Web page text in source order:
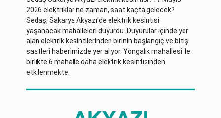
2026 elektriklar ne zaman, saat kaçta gelecek?
Sedaş, Sakarya Akyazı'de elektrik kesintisi
yaşanacak mahalleleri duyurdu. Duyurular içinde yer
alan elektrik kesintilerinden birinin başlangıç ve bitiş
saatleri haberimizde yer alıyor. Yongalık mahallesi ile
birlikte 6 mahalle daha elektrik kesintisinden
etkilenmekte.